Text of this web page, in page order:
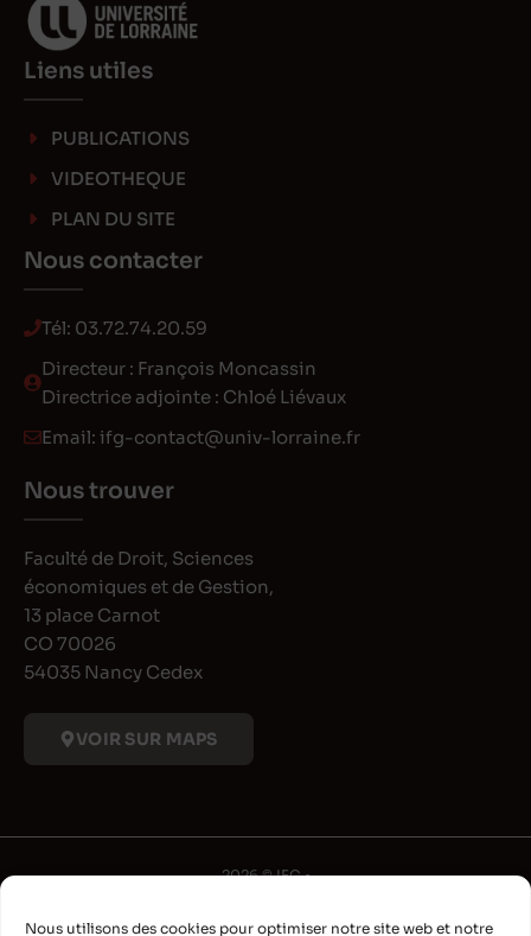
Nous utilisons des cookies pour optimiser notre site web et notre
Liens utiles
PUBLICATIONS
VIDEOTHEQUE
PLAN DU SITE
Nous contacter
Tél: 03.72.74.20.59
Directeur : François Moncassin
Directrice adjointe : Chloé Liévaux
Email: ifg-contact@univ-lorraine.fr
Nous trouver
Faculté de Droit, Sciences
économiques et de Gestion,
13 place Carnot
CO 70026
54035 Nancy Cedex
VOIR SUR MAPS
2026 © IFG •
•